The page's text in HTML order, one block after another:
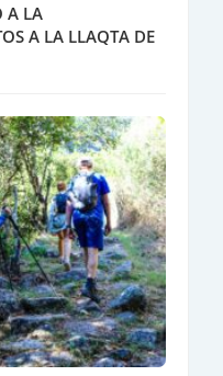
A LA
A LA LLAQTA DE